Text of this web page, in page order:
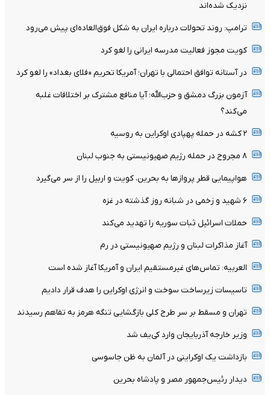
نزدیک شده‌اند
ترامپ: روند تحولات درباره ایران به شکل فوق‌العاده‌ای پیش می‌رود
کویت مجوز فعالیت مدرسه ایرانی را لغو کرد
در آستانه توافق احتمالی با تهران؛ آمریکا تحریم «فلای بغداد» را لغو کرد
آزمون بزرگ دمشق و حزب‌الله؛ آیا منافع مشترک بر اختلافات غلبه
می‌کند؟
۲ کشه در حمله پهپادی اوکراین به روسیه
۸ مجروح در حمله رژیم صهیونیستی به جنوب لبنان
هواپیمایی قطر پروازها به بحرین، کویت و اربیل را از سر می‌گیرد
۶ شهید و زخمی در شبانه روز گذشته در غزه
حملات اسرائیل ثبات سوریه را تهدید می‌کند
آغاز مذاکرات لبنان و رژیم صهیونیستی در رم
العربیه: تماس‌های غیرمستقیم ایران و آمریکا آغاز شده است
تاسیسات زیرساخت سوخت و انرژی اوکراین را هدف قرار دادیم
تهران و مسقط بر سر طرح کلی بازگشایی تنگه هرمز به تفاهم رسیدند
وزیر خارجه آذربایجان وارد کی‌یف شد
بازداشت یک اوکراینی در آلمان به ظن جاسوسی
دیدار رئیس‌جمهور مصر و پادشاه بحرین